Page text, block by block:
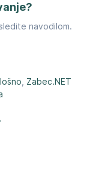
navodilom.
Zabec.NET